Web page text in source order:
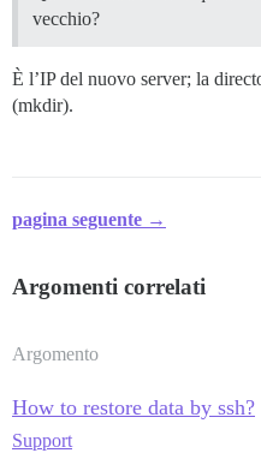
vecchio?
È l’IP del nuovo server; la
(mkdir).
pagina seguente →
Argomenti correlati
Argomento
How to restore data by ssh?
Support